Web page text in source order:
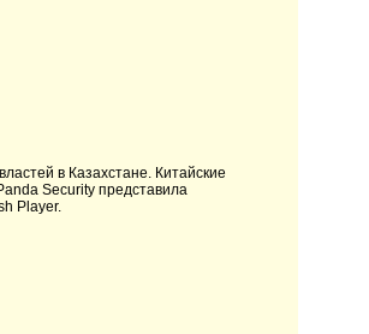
в Казахстане. Китайские
Security представила
Player.